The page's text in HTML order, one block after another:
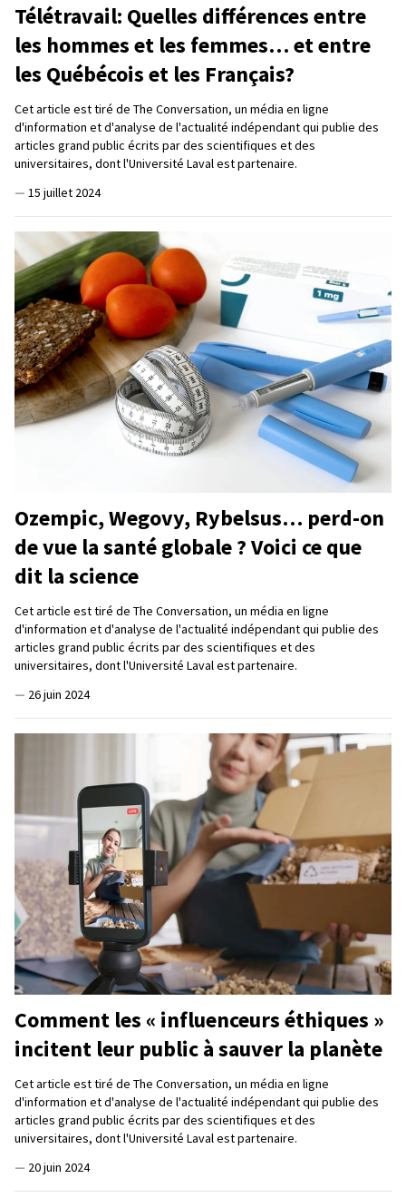
Télétravail: Quelles différences entre
les hommes et les femmes… et entre
les Québécois et les Français?
Cet article est tiré de The Conversation, un média en ligne
d'information et d'analyse de l'actualité indépendant qui publie des
articles grand public écrits par des scientifiques et des
universitaires, dont l'Université Laval est partenaire.
— 15 juillet 2024
Ozempic, Wegovy, Rybelsus… perd-on
de vue la santé globale ? Voici ce que
dit la science
Cet article est tiré de The Conversation, un média en ligne
d'information et d'analyse de l'actualité indépendant qui publie des
articles grand public écrits par des scientifiques et des
universitaires, dont l'Université Laval est partenaire.
— 26 juin 2024
Comment les « influenceurs éthiques »
incitent leur public à sauver la planète
Cet article est tiré de The Conversation, un média en ligne
d'information et d'analyse de l'actualité indépendant qui publie des
articles grand public écrits par des scientifiques et des
universitaires, dont l'Université Laval est partenaire.
— 20 juin 2024